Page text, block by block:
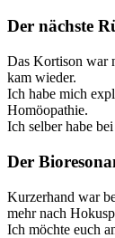
Der nächste
Das Kortison war
kam wieder.
Ich habe mich
Homöopathie.
Ich selber habe
Der
Kurzerhand war
mehr nach
Ich möchte euch